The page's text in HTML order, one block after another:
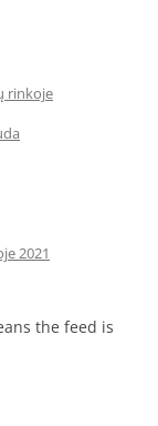
rinkoje
2021
the feed is